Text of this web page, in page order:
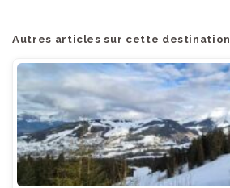
Autres articles sur cette destination